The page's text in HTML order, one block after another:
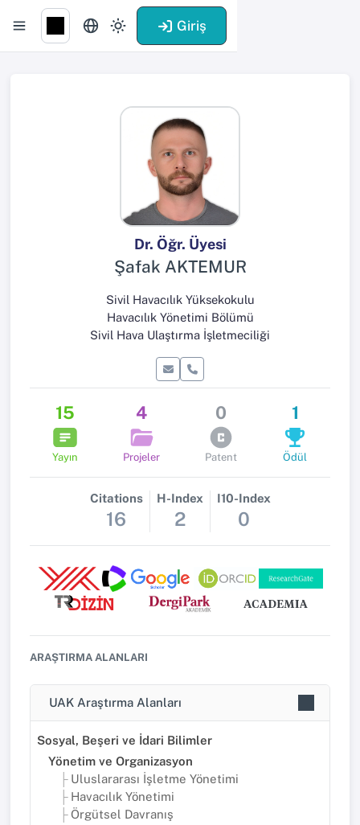
Giriş
Dr. Öğr. Üyesi
Şafak AKTEMUR
Sivil Havacılık Yüksekokulu
Havacılık Yönetimi Bölümü
Sivil Hava Ulaştırma İşletmeciliği
15
Yayın
4
Projeler
0
Patent
1
Ödül
Citations
16
H-Index
2
I10-Index
0
ARAŞTIRMA ALANLARI
UAK Araştırma Alanları
Sosyal, Beşeri ve İdari Bilimler
Yönetim ve Organizasyon
Uluslararası İşletme Yönetimi
Havacılık Yönetimi
Örgütsel Davranış